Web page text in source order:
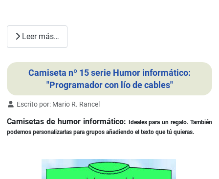
Leer más…
Camiseta nº 15 serie Humor informático:
"Programador con lío de cables"
Detalles
Escrito por: Mario R. Rancel
Camisetas de humor informático:
Ideales para un regalo. También
podemos personalizarlas para grupos añadiendo el texto que tú quieras.